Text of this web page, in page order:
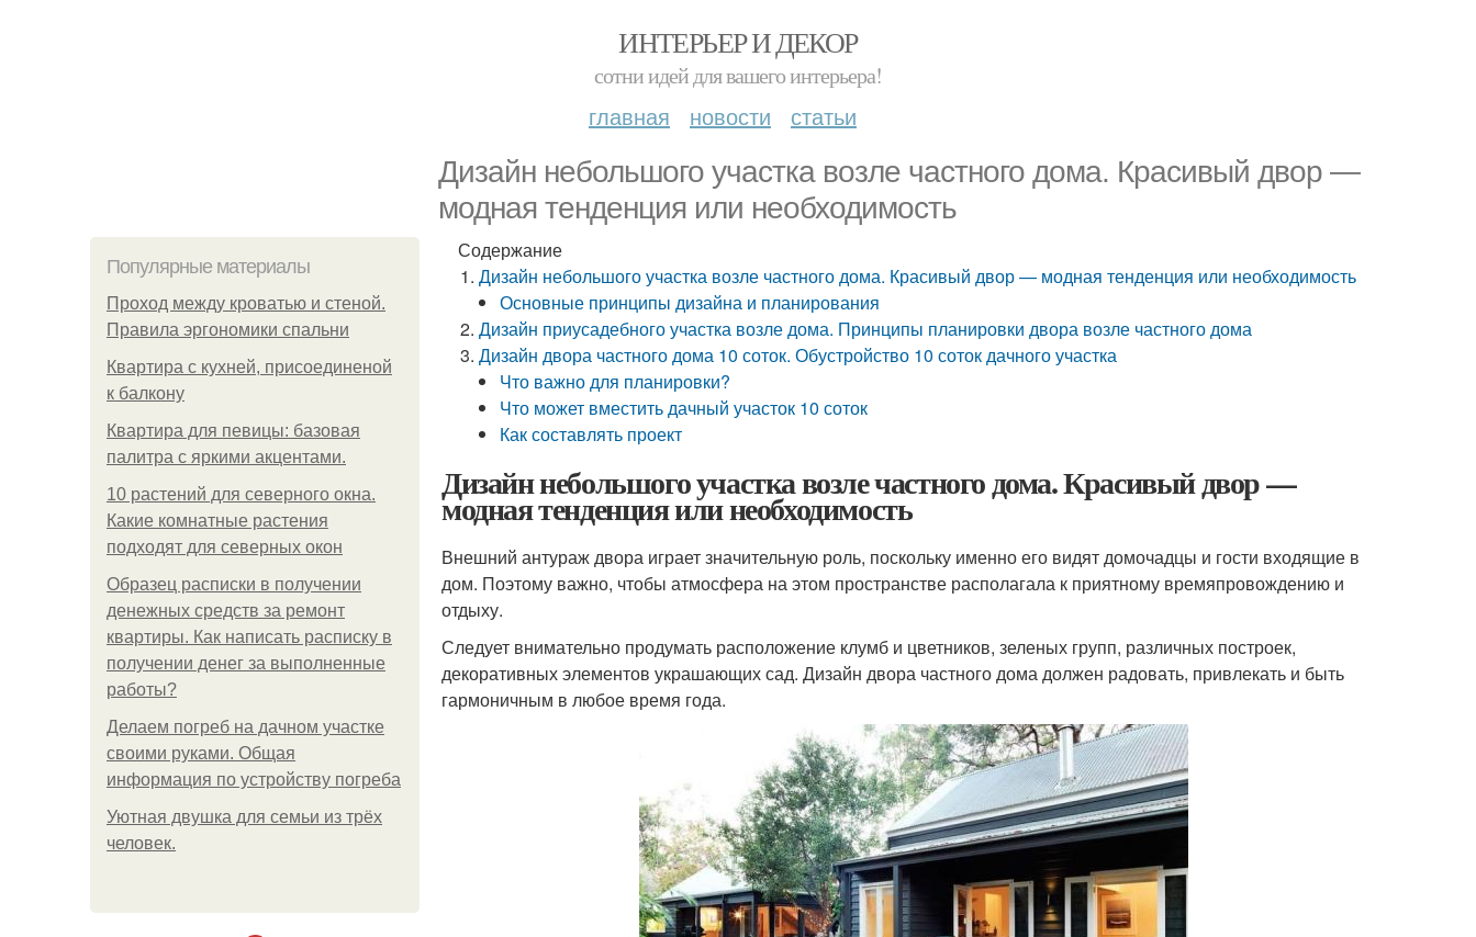
ИНТЕРЬЕР И ДЕКОР
сотни идей для вашего интерьера!
главная новости статьи
Дизайн небольшого участка возле частного дома. Красивый двор —
модная тенденция или необходимость
Популярные материалы
Проход между кроватью и стеной.
Правила эргономики спальни
Квартира с кухней, присоединеной
к балкону
Квартира для певицы: базовая
палитра с яркими акцентами.
10 растений для северного окна.
Какие комнатные растения
подходят для северных окон
Образец расписки в получении
денежных средств за ремонт
квартиры. Как написать расписку в
получении денег за выполненные
работы?
Делаем погреб на дачном участке
своими руками. Общая
информация по устройству погреба
Уютная двушка для семьи из трёх
человек.
Содержание
Дизайн небольшого участка возле частного дома. Красивый двор — модная тенденция или необходимость
Основные принципы дизайна и планирования
Дизайн приусадебного участка возле дома. Принципы планировки двора возле частного дома
Дизайн двора частного дома 10 соток. Обустройство 10 соток дачного участка
Что важно для планировки?
Что может вместить дачный участок 10 соток
Как составлять проект
Дизайн небольшого участка возле частного дома. Красивый двор —
модная тенденция или необходимость
Внешний антураж двора играет значительную роль, поскольку именно его видят домочадцы и гости входящие в
дом. Поэтому важно, чтобы атмосфера на этом пространстве располагала к приятному времяпровождению и
отдыху.
Следует внимательно продумать расположение клумб и цветников, зеленых групп, различных построек,
декоративных элементов украшающих сад. Дизайн двора частного дома должен радовать, привлекать и быть
гармоничным в любое время года.